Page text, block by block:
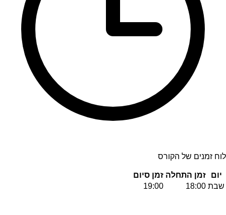
לוח זמנים של הקורס
יום זמן התחלה זמן סיום
שבת 18:00
19:00